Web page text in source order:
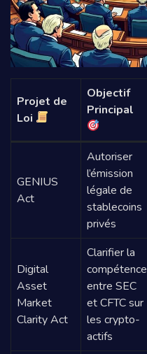
Projet de
Loi
Objectif
Principal
GENIUS
Act
Autoriser
l’émission
légale de
stablecoins
privés
Digital
Asset
Market
Clarity Act
Clarifier la
compétence
entre SEC
et CFTC sur
les crypto-
actifs